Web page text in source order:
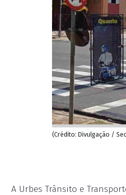
(Crédito: Divulgação /
A Urbes Trânsito e